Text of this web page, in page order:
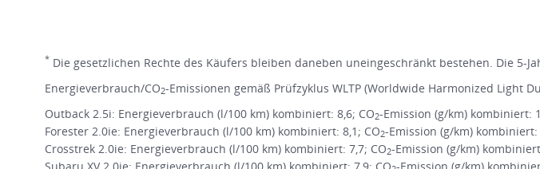
* Die gesetzlichen Rechte des Käufers bleiben daneben uneingeschränkt bestehen. Die 5-
Energieverbrauch/CO2-Emissionen gemäß Prüfzyklus WLTP (Worldwide Harmonized Light
Outback 2.5i: Energieverbrauch (l/100 km) kombiniert: 8,6; CO2-Emission (g/km) kombiniert:
Forester 2.0ie: Energieverbrauch (l/100 km) kombiniert: 8,1; CO2-Emission (g/km) kombiniert:
Crosstrek 2.0ie: Energieverbrauch (l/100 km) kombiniert: 7,7; CO2-Emission (g/km)
Subaru XV 2.0ie: Energieverbrauch (l/100 km) kombiniert: 7,9; CO -Emission (g/km)